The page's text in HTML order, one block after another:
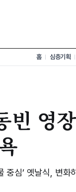
홈 심층기획
빈 영
중심’ 옛날식, 변화